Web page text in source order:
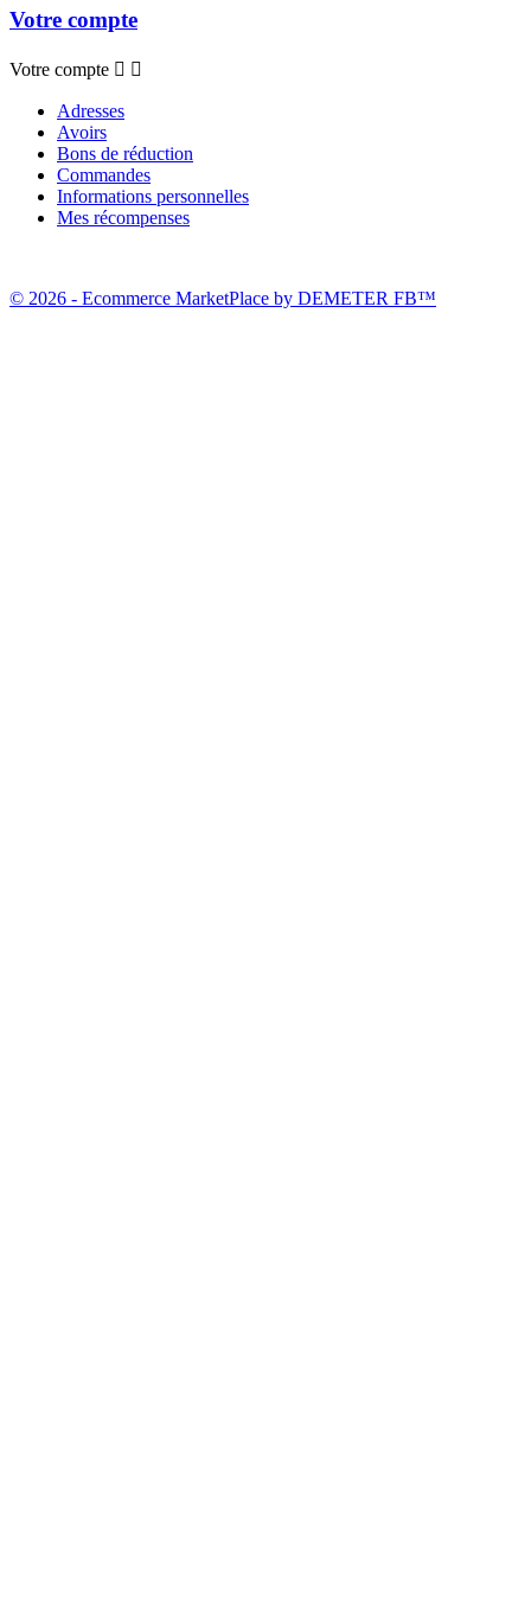
Votre compte
Votre compte  
Adresses
Avoirs
Bons de réduction
Commandes
Informations personnelles
Mes récompenses
© 2026 - Ecommerce MarketPlace by DEMETER FB™